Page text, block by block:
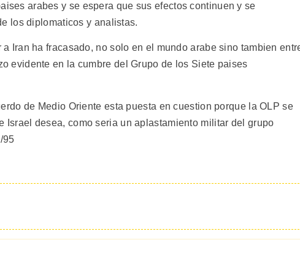
arabes y se espera que sus efectos continuen y se
los diplomaticos y analistas.
Iran ha fracasado, no solo en el mundo arabe sino tambien
evidente en la cumbre del Grupo de los Siete paises
de Medio Oriente esta puesta en cuestion porque la OLP se
Israel desea, como seria un aplastamiento militar del grupo
95